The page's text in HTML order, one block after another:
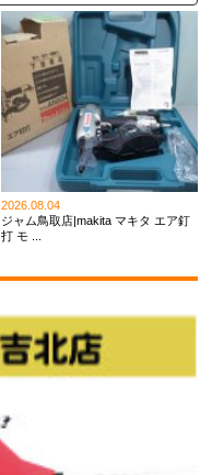
2026.08.04
ジャム鳥取店|makita マキタ エア釘
打 モ ...